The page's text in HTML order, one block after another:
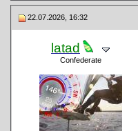
22.07.2026, 16:32
latad
Confederate